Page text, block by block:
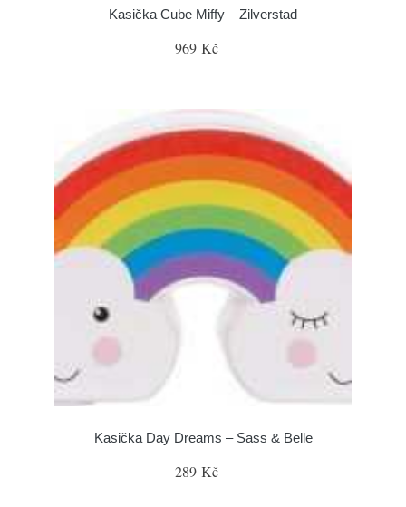
Kasička Cube Miffy – Zilverstad
969 Kč
Kasička Day Dreams – Sass & Belle
289 Kč